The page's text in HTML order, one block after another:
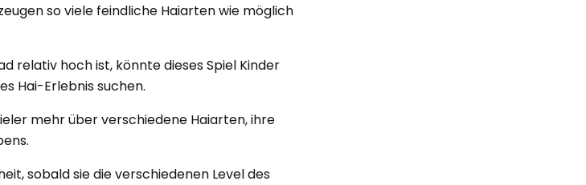
so viele feindliche Haiarten wie möglich
relativ hoch ist, könnte dieses Spiel Kinder
Hai-Erlebnis suchen.
mehr über verschiedene Haiarten, ihre
sobald sie die verschiedenen Level des